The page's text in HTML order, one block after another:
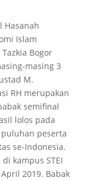
Hasanah
Islam
Bogor
masing 3
M.
RH merupakan
semifinal
lolos pada
peserta
se-Indonesia.
kampus STEI
2019. Babak